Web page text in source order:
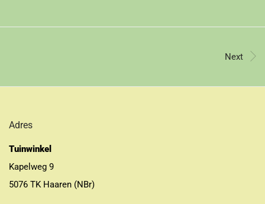
Next
Adres
Tuinwinkel
Kapelweg 9
5076 TK Haaren (NBr)